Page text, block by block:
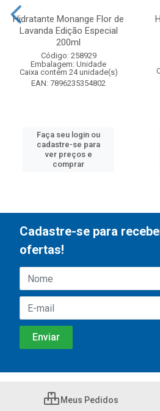
Hidratante Monange Flor de
Lavanda Edição Especial
200ml
Código: 258929
Embalagem: Unidade
Caixa contém 24 unidade(s)
EAN: 7896235354802
Faça seu login ou
cadastre-se para
ver preços e
comprar
Cadastre-se para
ofertas!
Meus Pedidos